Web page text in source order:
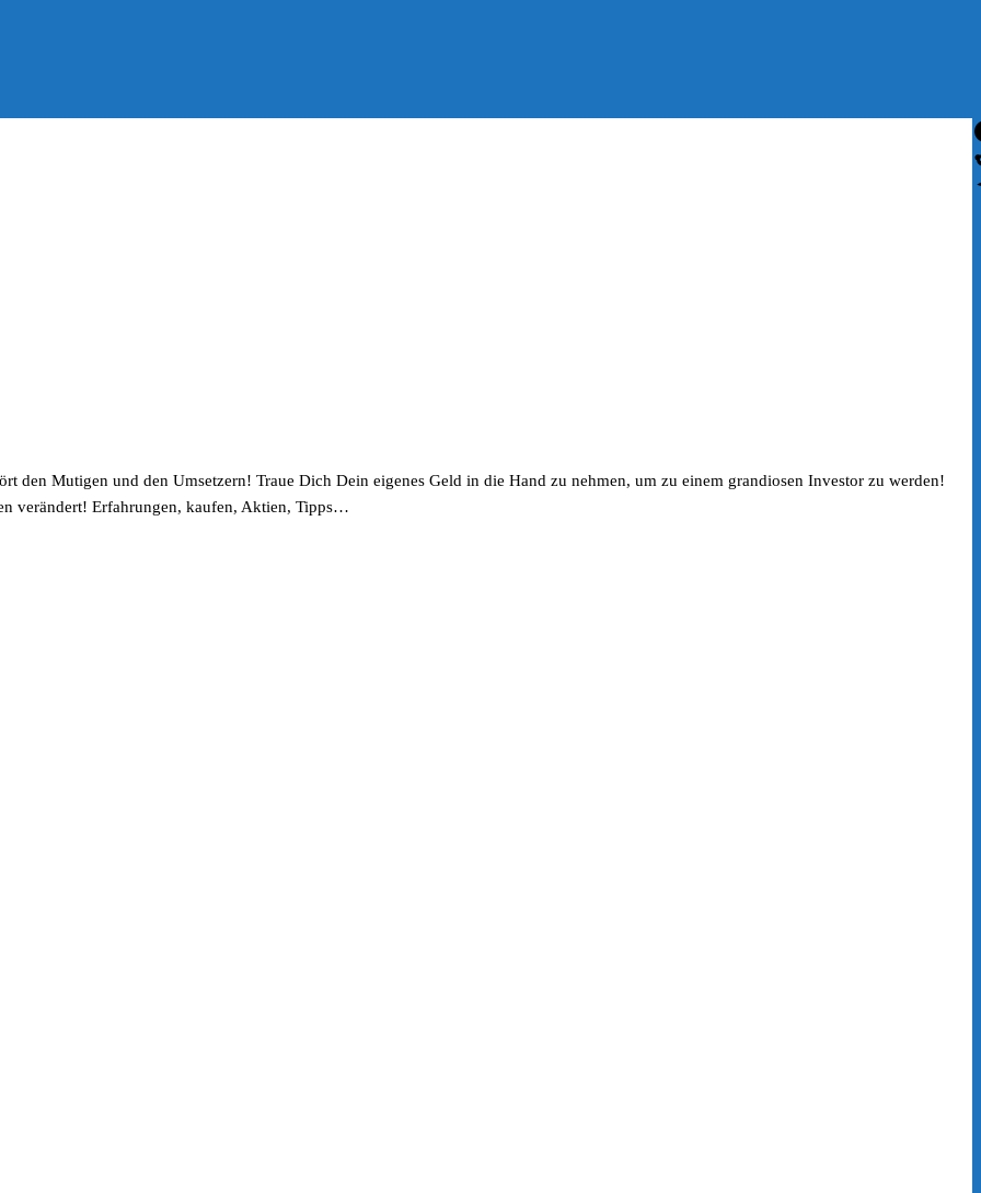
den Mutigen und den Umsetzern! Traue Dich Dein eigenes Geld in die Hand zu nehmen, um zu einem grandiosen Investor zu werden!
verändert! Erfahrungen, kaufen, Aktien, Tipps…